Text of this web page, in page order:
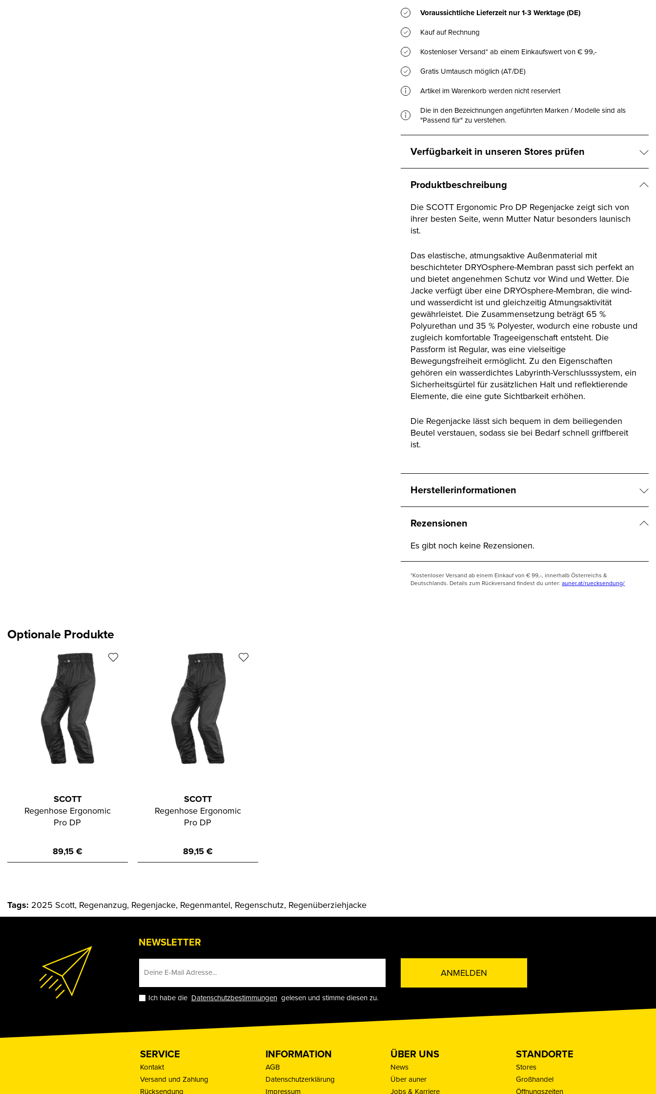
Voraussichtliche Lieferzeit nur1-3 Werktage(DE)
Kauf auf Rechnung
Kostenloser Versand* ab einem Einkaufswert von € 99,-
Gratis Umtausch möglich (AT/DE)
Artikel im Warenkorb werden nicht reserviert
Die in den Bezeichnungen angeführten Marken / Modelle sind als
"Passend für" zu verstehen.
Verfügbarkeit in unseren Stores prüfen
Produktbeschreibung
Die SCOTT Ergonomic Pro DP Regenjacke zeigt sich von
ihrer besten Seite, wenn Mutter Natur besonders launisch
ist.
Das elastische, atmungsaktive Außenmaterial mit
beschichteter DRYOsphere-Membran passt sich perfekt an
und bietet angenehmen Schutz vor Wind und Wetter. Die
Jacke verfügt über eine DRYOsphere-Membran, die wind-
und wasserdicht ist und gleichzeitig Atmungsaktivität
gewährleistet. Die Zusammensetzung beträgt 65 %
Polyurethan und 35 % Polyester, wodurch eine robuste und
zugleich komfortable Trageeigenschaft entsteht. Die
Passform ist Regular, was eine vielseitige
Bewegungsfreiheit ermöglicht. Zu den Eigenschaften
gehören ein wasserdichtes Labyrinth-Verschlusssystem, ein
Sicherheitsgürtel für zusätzlichen Halt und reflektierende
Elemente, die eine gute Sichtbarkeit erhöhen.
Die Regenjacke lässt sich bequem in dem beiliegenden
Beutel verstauen, sodass sie bei Bedarf schnell griffbereit
ist.
Herstellerinformationen
Rezensionen
Es gibt noch keine Rezensionen.
*Kostenloser Versand ab einem Einkauf von € 99,-, innerhalb Österreichs &
Deutschlands. Details zum Rückversand findest du unter:auner.at/ruecksendung/
Optionale Produkte
SCOTT
Regenhose Ergonomic
Pro DP
89,15€
SCOTT
Regenhose Ergonomic
Pro DP
89,15€
Tags: 2025 Scott, Regenanzug, Regenjacke, Regenmantel, Regenschutz, Regenüberziehjacke
NEWSLETTER
Ich habe die Datenschutzbestimmungengelesen und stimme diesen zu.
ANMELDEN
SERVICE
Kontakt
Versand und Zahlung
Rücksendung
INFORMATION
AGB
Datenschutzerklärung
Impressum
ÜBER UNS
News
Über auner
Jobs & Karriere
STANDORTE
Stores
Großhandel
Öffnungszeiten